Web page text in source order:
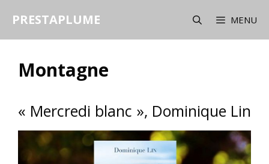
PRESTAPLUME MENU
Montagne
« Mercredi blanc », Dominique Lin